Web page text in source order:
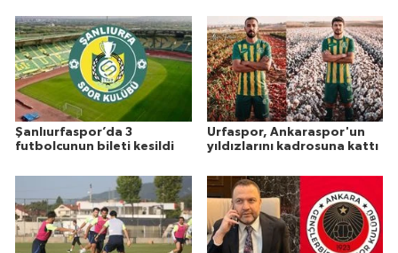
Şanlıurfaspor’da 3
futbolcunun bileti kesildi
Urfaspor, Ankaraspor'un
yıldızlarını kadrosuna kattı